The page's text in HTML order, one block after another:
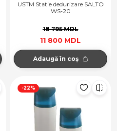
USTM Statie dedurizare SALTO
WS-20
18 795 MDL
11 800 MDL
Adaugă în coș
-22%